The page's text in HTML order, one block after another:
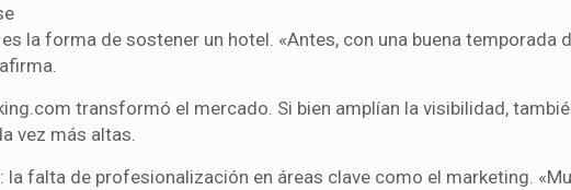
la forma de sostener un hotel. «Antes, con una buena temporada
transformó el mercado. Si bien amplían la visibilidad,
vez más altas.
falta de profesionalización en áreas clave como el marketing.